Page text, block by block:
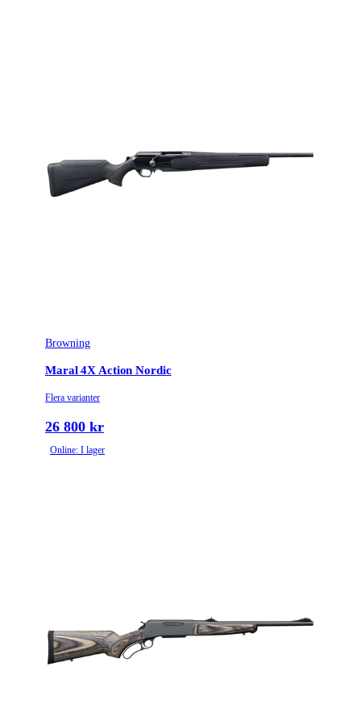
Browning
Maral 4X Action Nordic
Flera varianter
26 800 kr
Online: I lager